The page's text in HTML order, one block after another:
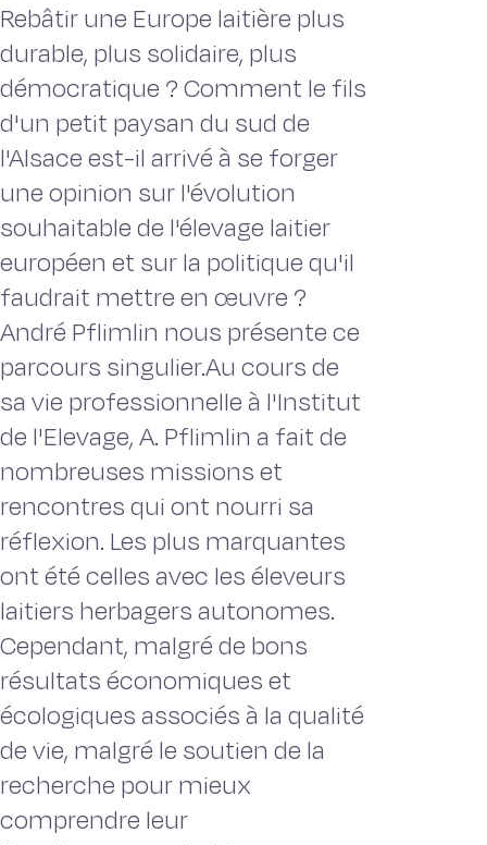
Rebâtir une Europe laitière plus
durable, plus solidaire, plus
démocratique ? Comment le fils
d'un petit paysan du sud de
l'Alsace est-il arrivé à se forger
une opinion sur l'évolution
souhaitable de l'élevage laitier
européen et sur la politique qu'il
faudrait mettre en œuvre ?
André Pflimlin nous présente ce
parcours singulier.Au cours de
sa vie professionnelle à l'Institut
de l'Elevage, A. Pflimlin a fait de
nombreuses missions et
rencontres qui ont nourri sa
réflexion. Les plus marquantes
ont été celles avec les éleveurs
laitiers herbagers autonomes.
Cependant, malgré de bons
résultats économiques et
écologiques associés à la qualité
de vie, malgré le soutien de la
recherche pour mieux
comprendre leur